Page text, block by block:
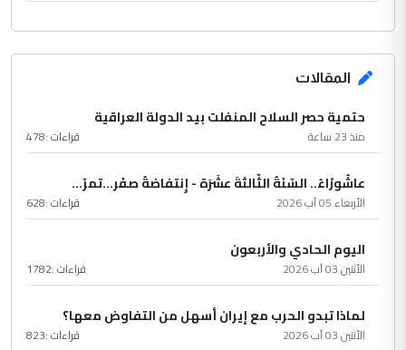
المقالات
حتمية حصر السلاح المنفلت بيد الدولة العراقية
منذ 23 ساعة قراءات :478
عاشُورْاءُ.. السّنَةُ الثّالثةَ عشَرَة - إِنتفاضةُ صفَر…تمرّ...
الأربعاء 05 آب 2026 قراءات :628
اليوم الحادي والأربعون
الأثنين 03 آب 2026 قراءات :1782
لماذا تبدو الحرب مع إيران أسهل من التفاوض معها؟
الأثنين 03 آب 2026 قراءات :823